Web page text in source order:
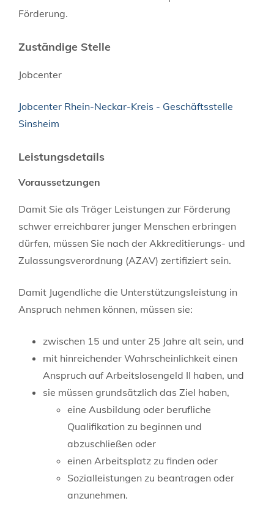
Förderung.
Zuständige Stelle
Jobcenter
Jobcenter Rhein-Neckar-Kreis - Geschäftsstelle
Sinsheim
Leistungsdetails
Voraussetzungen
Damit Sie als Träger Leistungen zur Förderung
schwer erreichbarer junger Menschen erbringen
dürfen, müssen Sie nach der Akkreditierungs- und
Zulassungsverordnung (AZAV) zertifiziert sein.
Damit Jugendliche die Unterstützungsleistung in
Anspruch nehmen können, müssen sie:
zwischen 15 und unter 25 Jahre alt sein, und
mit hinreichender Wahrscheinlichkeit einen
Anspruch auf Arbeitslosengeld II haben, und
sie müssen grundsätzlich das Ziel haben,
eine Ausbildung oder berufliche
Qualifikation zu beginnen und
abzuschließen oder
einen Arbeitsplatz zu finden oder
Sozialleistungen zu beantragen oder
anzunehmen.